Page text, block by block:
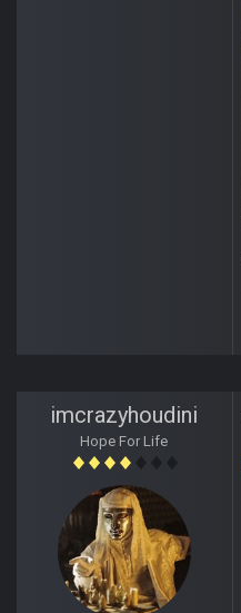
imcrazyhoudini
Hope For Life